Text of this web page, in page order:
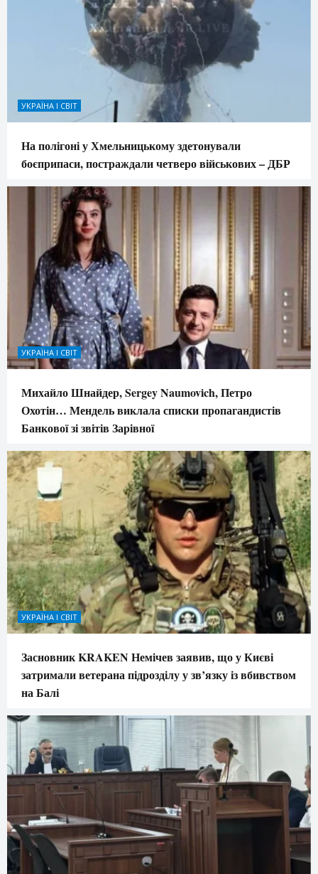
УКРАЇНА І СВІТ
На полігоні у Хмельницькому здетонували
боєприпаси, постраждали четверо військових – ДБР
УКРАЇНА І СВІТ
Михайло Шнайдер, Sergey Naumovich, Петро
Охотін… Мендель виклала списки пропагандистів
Банкової зі звітів Зарівної
УКРАЇНА І СВІТ
Засновник KRAKEN Немічев заявив, що у Києві
затримали ветерана підрозділу у зв’язку із вбивством
на Балі